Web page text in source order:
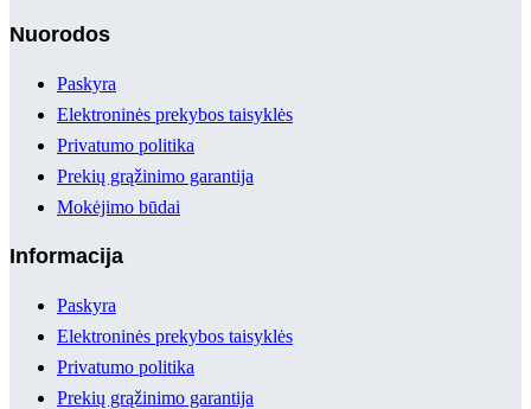
Nuorodos
Paskyra
Elektroninės prekybos taisyklės
Privatumo politika
Prekių grąžinimo garantija
Mokėjimo būdai
Informacija
Paskyra
Elektroninės prekybos taisyklės
Privatumo politika
Prekių grąžinimo garantija